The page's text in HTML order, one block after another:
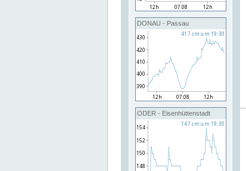
DONAU - Passau
ODER - Eisenhüttenstadt